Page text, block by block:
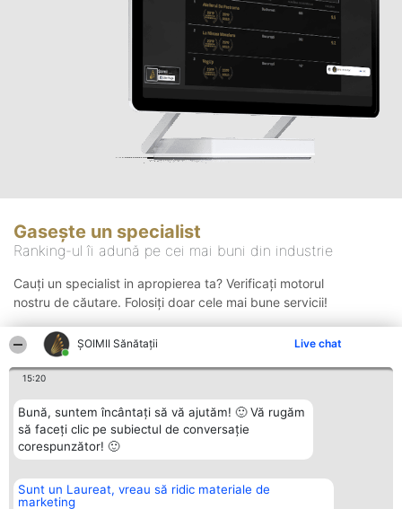
ŞOIMII Sănătații Live chat
15:20
Bună, suntem încântați să vă ajutăm! 🙂 Vă rugăm
să faceți clic pe subiectul de conversație
corespunzător! 🙂
Sunt un Laureat, vreau să ridic materiale de
marketing
Gasește un specialist
Ranking-ul îi adună pe cei mai buni din industrie
Cauți un specialist in apropierea ta? Verificați motorul
nostru de căutare. Folosiți doar cele mai bune servicii!
Organizator Ranking
BRIGHT SOLUTIONS BR SRL
Plebiscyt Contact